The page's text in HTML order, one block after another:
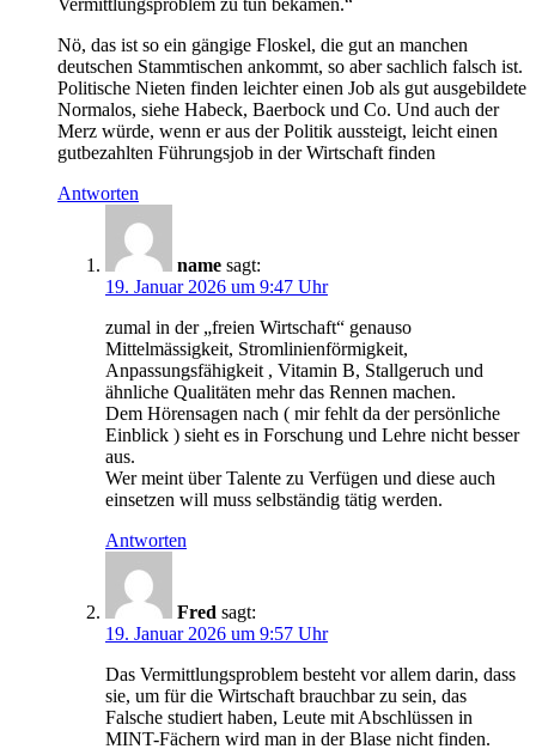
Vermittlungsproblem zu tun bekämen.“
Nö, das ist so ein gängige Floskel, die gut an manchen
deutschen Stammtischen ankommt, so aber sachlich falsch ist.
Politische Nieten finden leichter einen Job als gut ausgebildete
Normalos, siehe Habeck, Baerbock und Co. Und auch der
Merz würde, wenn er aus der Politik aussteigt, leicht einen
gutbezahlten Führungsjob in der Wirtschaft finden
Antworten
name sagt:
19. Januar 2026 um 9:47 Uhr
zumal in der „freien Wirtschaft“ genauso
Mittelmässigkeit, Stromlinienförmigkeit,
Anpassungsfähigkeit , Vitamin B, Stallgeruch und
ähnliche Qualitäten mehr das Rennen machen.
Dem Hörensagen nach ( mir fehlt da der persönliche
Einblick ) sieht es in Forschung und Lehre nicht besser
aus.
Wer meint über Talente zu Verfügen und diese auch
einsetzen will muss selbständig tätig werden.
Antworten
Fred sagt:
19. Januar 2026 um 9:57 Uhr
Das Vermittlungsproblem besteht vor allem darin, dass
sie, um für die Wirtschaft brauchbar zu sein, das
Falsche studiert haben, Leute mit Abschlüssen in
MINT-Fächern wird man in der Blase nicht finden.